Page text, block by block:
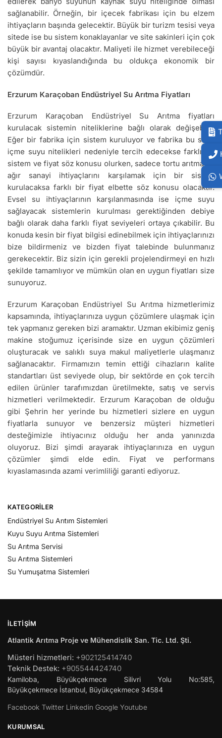
sağlanabilir. Örneğin, bir içecek fabrikası için bu elzem
ihtiyaçların başında gelecektir. Büyük bir turizm tesisi veya
sitede ise bu sistem konaklayanlar ve site sakinleri için çok
büyük bir avantaj olacaktır. Maliyeti ile hizmet verebileceği
kişi sayısı kıyaslandığında bu oldukça ekonomik bir
çözümdür.
Erzurum Karaçoban Endüstriyel Su Arıtma Fiyatları
Erzurum Karaçoban Endüstriyel Su Arıtma fiyatları
kurulacak sistemin niteliklerine bağlı olarak değişebilir.
Eğer bir fabrika için sistem kuruluyor ve fabrika bu suyu
içme suyu nitelikleri nedeniyle tercih edecekse farklı bir
sistem ve fiyat söz konusu olurken, sadece tortu arıtma ve
ağır sanayi ihtiyaçlarını karşılamak için bir sistem
kurulacaksa farklı bir fiyat elbette söz konusu olacaktır.
Evsel su ihtiyaçlarının karşılanmasında ise içme suyu
sağlayacak sistemlerin kurulması gerektiğinden debiye
bağlı olarak daha farklı fiyat seviyeleri ortaya çıkabilir. Bu
konuda kesin bir fiyat bilgisi edinebilmek için ihtiyaçlarınızı
bize bildirmeniz ve bizden fiyat talebinde bulunmanız
gerekecektir. Biz sizin için gerekli projelendirmeyi en hızlı
şekilde tamamlıyor ve mümkün olan en uygun fiyatları size
sunuyoruz.
Erzurum Karaçoban Endüstriyel Su Arıtma hizmetlerimiz
kapsamında, ihtiyaçlarınıza uygun çözümlere ulaşmak için
tek yapmanız gereken bizi aramaktır. Uzman ekibimiz geniş
makine stoğumuz içerisinde size en uygun çözümleri
oluşturacak ve salıklı suya makul maliyetlerle ulaşmanız
sağlanacaktır. Firmamızın temin ettiği cihazların kalite
standartları üst seviyede olup, bir sektörde en çok tercih
edilen ürünler tarafımızdan üretilmekte, satış ve servis
hizmetleri verilmektedir. Erzurum Karaçoban de olduğu
gibi Şehrin her yerinde bu hizmetleri sizlere en uygun
fiyatlarla sunuyor ve benzersiz müşteri hizmetleri
desteğimizle ihtiyacınız olduğu her anda yanınızda
oluyoruz. Bizi şimdi arayarak ihtiyaçlarınıza en uygun
çözümler şimdi elde edin. Fiyat ve performans
kıyaslamasında azami verimliliği garanti ediyoruz.
KATEGORILER
Endüstriyel Su Arıtım Sistemleri
Kuyu Suyu Arıtma Sistemleri
Su Arıtma Servisi
Su Arıtma Sistemleri
Su Yumuşatma Sistemleri
İLETIŞIM
Atlantik Arıtma Proje ve Mühendislik San. Tic. Ltd. Şti.
Müsteri hizmetleri: +902125414740
Teknik Destek: +905544424740
Kamiloba, Büyükçekmece Silivri Yolu No:585,
Büyükçekmece İstanbul, Büyükçekmece 34584
Facebook Twitter Linkedin Google Youtube
KURUMSAL